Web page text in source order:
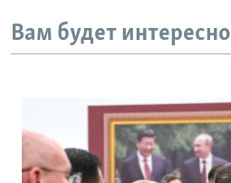
Вам будет интересно